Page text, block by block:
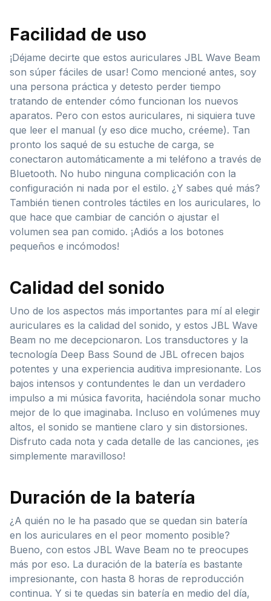
Facilidad de uso
¡Déjame decirte que estos auriculares JBL Wave Beam
son súper fáciles de usar! Como mencioné antes, soy
una persona práctica y detesto perder tiempo
tratando de entender cómo funcionan los nuevos
aparatos. Pero con estos auriculares, ni siquiera tuve
que leer el manual (y eso dice mucho, créeme). Tan
pronto los saqué de su estuche de carga, se
conectaron automáticamente a mi teléfono a través de
Bluetooth. No hubo ninguna complicación con la
configuración ni nada por el estilo. ¿Y sabes qué más?
También tienen controles táctiles en los auriculares, lo
que hace que cambiar de canción o ajustar el
volumen sea pan comido. ¡Adiós a los botones
pequeños e incómodos!
Calidad del sonido
Uno de los aspectos más importantes para mí al elegir
auriculares es la calidad del sonido, y estos JBL Wave
Beam no me decepcionaron. Los transductores y la
tecnología Deep Bass Sound de JBL ofrecen bajos
potentes y una experiencia auditiva impresionante. Los
bajos intensos y contundentes le dan un verdadero
impulso a mi música favorita, haciéndola sonar mucho
mejor de lo que imaginaba. Incluso en volúmenes muy
altos, el sonido se mantiene claro y sin distorsiones.
Disfruto cada nota y cada detalle de las canciones, ¡es
simplemente maravilloso!
Duración de la batería
¿A quién no le ha pasado que se quedan sin batería
en los auriculares en el peor momento posible?
Bueno, con estos JBL Wave Beam no te preocupes
más por eso. La duración de la batería es bastante
impresionante, con hasta 8 horas de reproducción
continua. Y si te quedas sin batería en medio del día,